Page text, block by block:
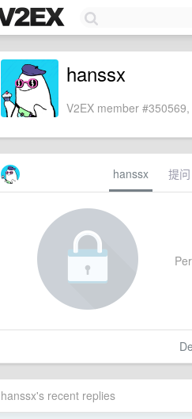
hanssx
V2EX member
hanssx 提问
hanssx's recent replies